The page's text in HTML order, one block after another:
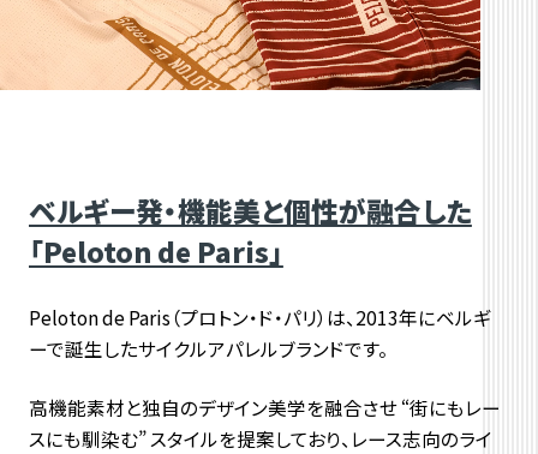
ベルギー発・機能美と個性が融合した
「Peloton de Paris」
Peloton de Paris（プロトン・ド・パリ）は、 2013年にベルギ
ーで誕生したサイクルアパレルブランドです。
高機能素材と独自のデザイン美学を融合させ “街にもレー
スにも馴染む” スタイルを提案しており、レース志向のライ